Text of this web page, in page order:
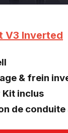
V3 Inverted
& frein
Kit inclus
de